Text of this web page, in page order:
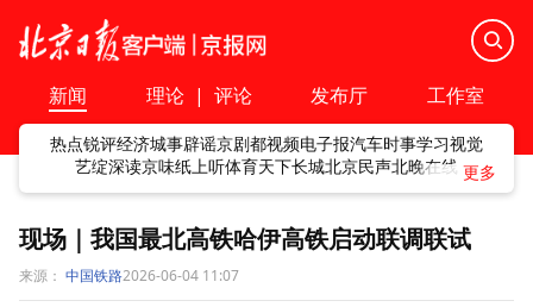
新闻 理论 | 评论 发布厅 工作室
热点锐评经济城事辟谣京剧都视频电子报汽车时事学习视觉
艺绽深读京味纸上听体育天下长城北京民声北晚在线
现场｜我国最北高铁哈伊高铁启动联调联试
来源： 中国铁路2026-06-04 11:07